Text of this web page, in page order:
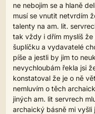
ne nebojim se a hlaně
musí se vnutit netvrdím
talenty na am. lit.
tak vždy i dřím myslíš
šuplíčku a vydavatelé
píše a jestli by jim to
nevychloubám řekla jsi
konstatoval že je o ně
nemluvím o těch
jiných am. lit servrech
archaický básně mi